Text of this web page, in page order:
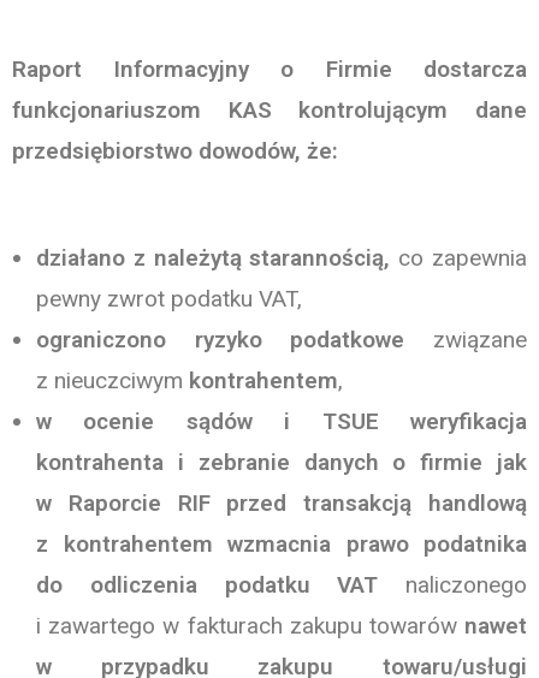
Raport Informacyjny o Firmie dostarcza
funkcjonariuszom KAS kontrolującym dane
przedsiębiorstwo dowodów, że:
działano z należytą starannością, co zapewnia
pewny zwrot podatku VAT,
ograniczono ryzyko podatkowe związane
z nieuczciwym kontrahentem,
w ocenie sądów i TSUE weryfikacja
kontrahenta i zebranie danych o firmie jak
w Raporcie RIF przed transakcją handlową
z kontrahentem wzmacnia prawo podatnika
do odliczenia podatkuVAT naliczonego
i zawartego w fakturach zakupu towarów nawet
w przypadku zakupu towaru/usługi